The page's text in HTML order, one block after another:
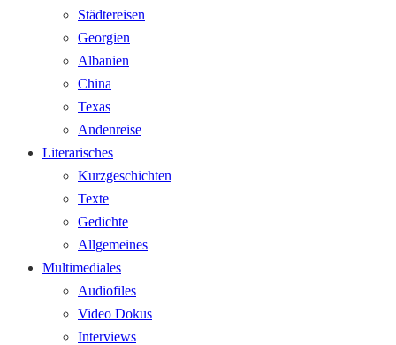
Städtereisen
Georgien
Albanien
China
Texas
Andenreise
Literarisches
Kurzgeschichten
Texte
Gedichte
Allgemeines
Multimediales
Audiofiles
Video Dokus
Interviews